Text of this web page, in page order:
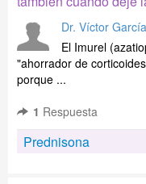
Dr. Víctor
El Imurel
"ahorrador de
porque ...
1 Respuesta
Prednisona